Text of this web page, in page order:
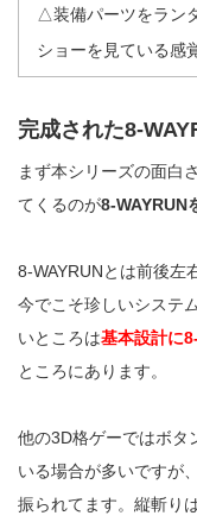
△装備パーツをラン
ショーを見ている感
完成された8-
まず本シリーズの面白
てくるのが8-WAYRUN
8-WAYRUNとは前後左
今でこそ珍しいシステ
いところは基本設計に
ところにあります。
他の3D格ゲーではボタ
いる場合が多いですが
振られてます。縦斬り